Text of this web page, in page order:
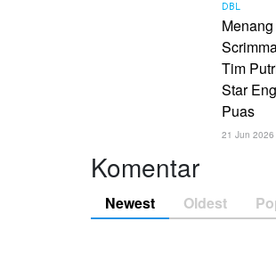
DBL
Tim
Star
Puas
21 Jun 2026
Komentar
Newest Oldest